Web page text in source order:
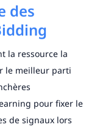
des
la ressource la
le meilleur parti
pour fixer le
de signaux lors